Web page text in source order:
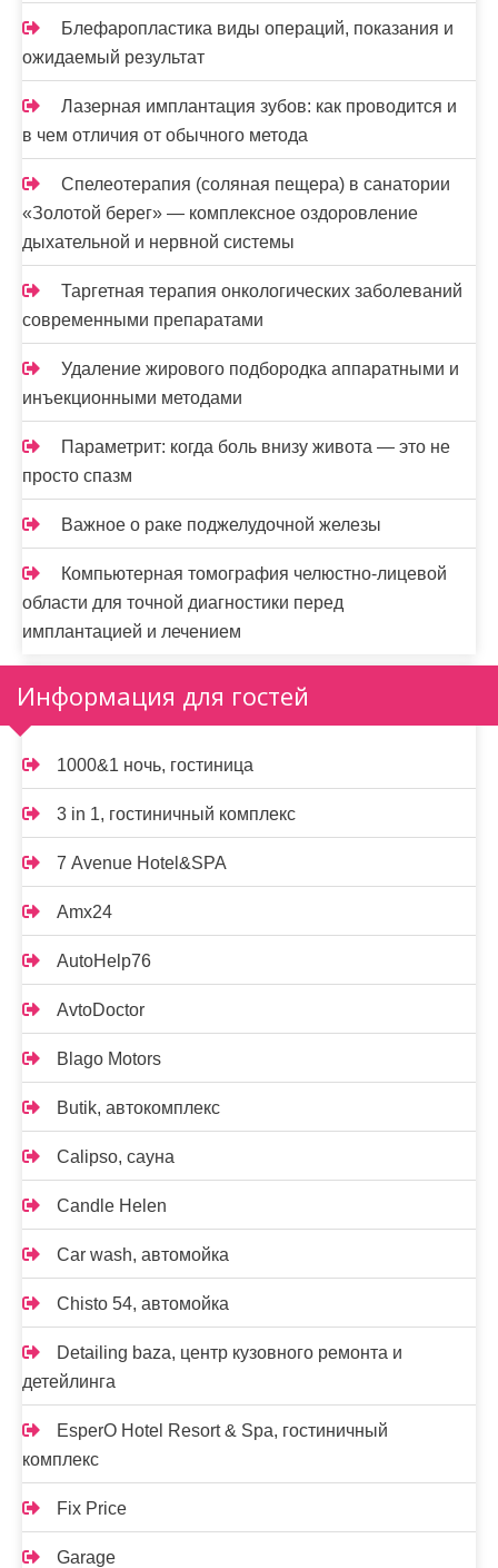
Блефаропластика виды операций, показания и
ожидаемый результат
Лазерная имплантация зубов: как проводится и
в чем отличия от обычного метода
Спелеотерапия (соляная пещера) в санатории
«Золотой берег» — комплексное оздоровление
дыхательной и нервной системы
Таргетная терапия онкологических заболеваний
современными препаратами
Удаление жирового подбородка аппаратными и
инъекционными методами
Параметрит: когда боль внизу живота — это не
просто спазм
Важное о раке поджелудочной железы
Компьютерная томография челюстно-лицевой
области для точной диагностики перед
имплантацией и лечением
Информация для гостей
1000&1 ночь, гостиница
3 in 1, гостиничный комплекс
7 Avenue Hotel&SPA
Amx24
AutoHelp76
AvtoDoctor
Blago Motors
Butik, автокомплекс
Calipso, сауна
Candle Helen
Car wash, автомойка
Chisto 54, автомойка
Detailing baza, центр кузовного ремонта и
детейлинга
EsperO Hotel Resort & Spa, гостиничный
комплекс
Fix Price
Garage